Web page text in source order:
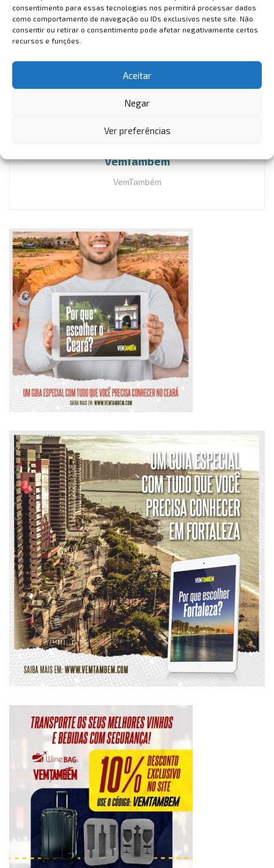
consentimento para essas tecnologias nos permitirá processar dados
como comportamento de navegação ou IDs exclusivos neste site. Não
consentir ou retirar o consentimento pode afetar negativamente certos
recursos e funções.
Aceitar
Negar
Ver preferências
Serviço
Festival Fortaleza Bilíngue
Dia 15 de junho (sábado)
VemTambém
VemTambém